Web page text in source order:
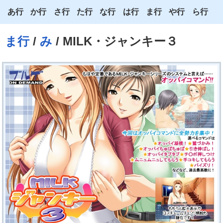
ま行/ み / MILK・ジャンキー３
あ行
い
う
え
お
か行
き
く
け
こ
さ行
し
す
せ
そ
た行
ち
つ
て
と
な行
に
ぬ
ね
の
は行
ひ
ふ
へ
ほ
ま行
む
め
も
や行
ゆ
よ
ら行
れ
ろ